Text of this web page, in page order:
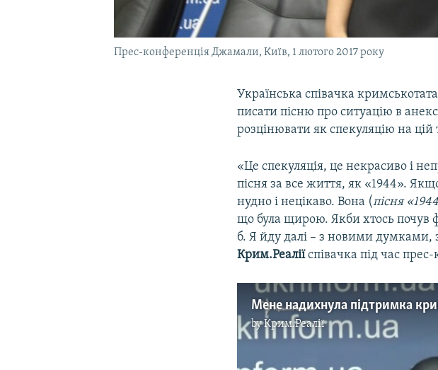
Прес-конференція Джамали, Київ, 1 лютого 2017 року
Українська співачка
писати пісню про ситуацію в
розцінювати як спекуляцію на цій
«Це спекуляція, це некрасиво і
пісня за все життя, як «1944».
нудно і нецікаво. Вона (пісня
що була щирою. Якби хтось почув
б. Я йду далі – з новими думками,
Крим.Реаліїспівачка під час прес-
byКрим.Реалії